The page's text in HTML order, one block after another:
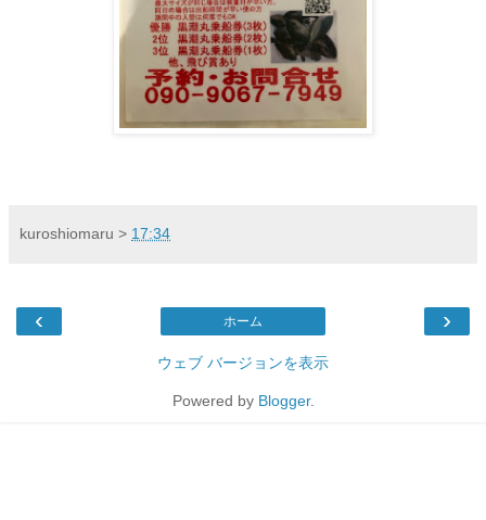
kuroshiomaru > 17:34
‹ ›
ホーム
ウェブ バージョンを表示
Powered by Blogger.